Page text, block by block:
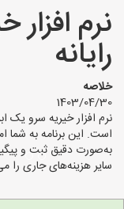
نرم
رایانه
خلاصه
1403/04/30
نرم افزار خیریه سرو یک
است. این برنامه به
به‌صورت دقیق ثبت و
سایر هزینه‌های جاری را